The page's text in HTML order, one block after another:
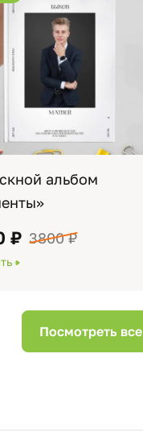
альбом
₽ 3800 ₽
Посмотреть все